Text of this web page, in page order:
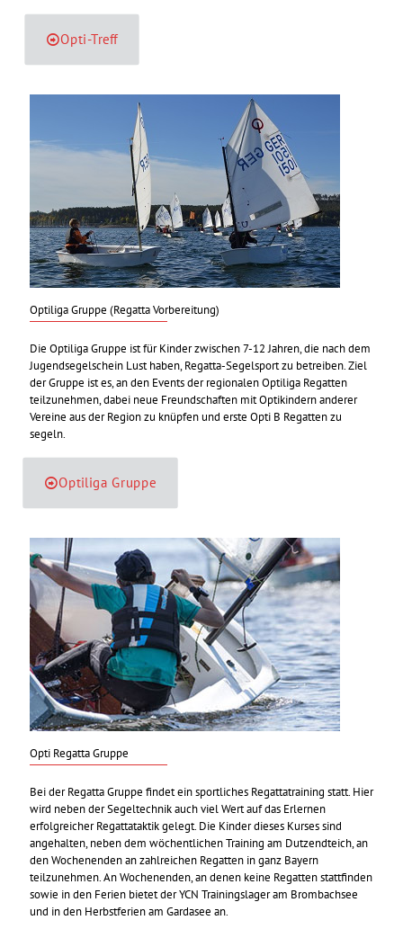
Opti-Treff
Optiliga Gruppe (Regatta Vorbereitung)
Die Optiliga Gruppe ist für Kinder zwischen 7-12 Jahren, die nach dem
Jugendsegelschein Lust haben, Regatta-Segelsport zu betreiben. Ziel
der Gruppe ist es, an den Events der regionalen Optiliga Regatten
teilzunehmen, dabei neue Freundschaften mit Optikindern anderer
Vereine aus der Region zu knüpfen und erste Opti B Regatten zu
segeln.
Optiliga Gruppe
Opti Regatta Gruppe
Bei der Regatta Gruppe findet ein sportliches Regattatraining statt. Hier
wird neben der Segeltechnik auch viel Wert auf das Erlernen
erfolgreicher Regattataktik gelegt. Die Kinder dieses Kurses sind
angehalten, neben dem wöchentlichen Training am Dutzendteich, an
den Wochenenden an zahlreichen Regatten in ganz Bayern
teilzunehmen. An Wochenenden, an denen keine Regatten stattfinden
sowie in den Ferien bietet der YCN Trainingslager am Brombachsee
und in den Herbstferien am Gardasee an.